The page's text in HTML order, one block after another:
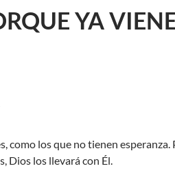
YA
los que no tienen esperanza.
Dios los llevará con Él.